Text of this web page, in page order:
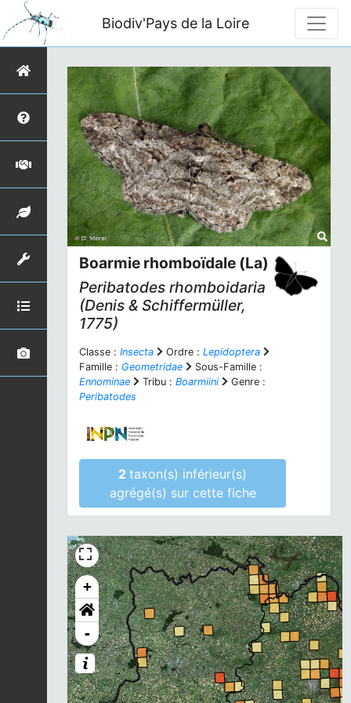
Biodiv'Pays de la Loire
Boarmie rhomboïdale (La)
Peribatodes rhomboidaria
(Denis & Schiffermüller,
1775)
Classe : Insecta Ordre : Lepidoptera
Famille : Geometridae
Sous-Famille :
Ennominae
Tribu : Boarmiini
Genre :
Peribatodes
2taxon(s) inférieur(s)
agrégé(s) sur cette fiche
+
-